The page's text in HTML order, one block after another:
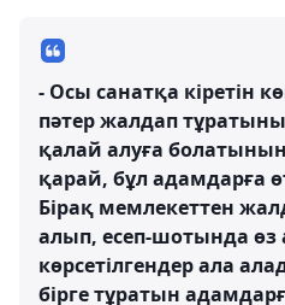
- Осы санатқа кіретін
пәтер жалдап
қалай алуға
қарай, бұл адамдарға
Бірақ мемлекеттен
алып, есеп-шотында өз
көрсетілгендер ала
бірге тұратын